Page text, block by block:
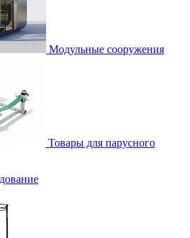
Модульные сооружения
Товары для парусного